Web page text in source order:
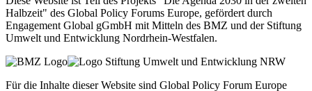
Halbzeit" des Global Policy Forums Europe, gefördert durch
Engagement Global gGmbH mit Mitteln des BMZ und der Stiftung
Umwelt und Entwicklung Nordrhein-Westfalen.
Für die Inhalte dieser Website sind Global Policy Forum Europe